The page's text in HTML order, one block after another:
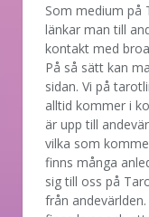
Som medium på
länkar man till
kontakt med
På så sätt kan
sidan. Vi på
alltid kommer i
är upp till
vilka som
finns många
sig till oss på
från